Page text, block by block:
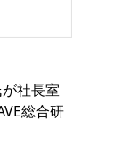
社長室
総合研